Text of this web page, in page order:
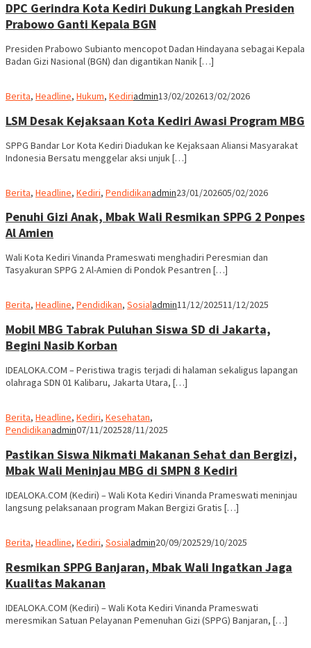
DPC Gerindra Kota Kediri Dukung Langkah Presiden
Prabowo Ganti Kepala BGN
Presiden Prabowo Subianto mencopot Dadan Hindayana sebagai Kepala
Badan Gizi Nasional (BGN) dan digantikan Nanik […]
Berita, Headline, Hukum, Kediriadmin13/02/202613/02/2026
LSM Desak Kejaksaan Kota Kediri Awasi Program MBG
SPPG Bandar Lor Kota Kediri Diadukan ke Kejaksaan Aliansi Masyarakat
Indonesia Bersatu menggelar aksi unjuk […]
Berita, Headline, Kediri, Pendidikanadmin23/01/202605/02/2026
Penuhi Gizi Anak, Mbak Wali Resmikan SPPG 2 Ponpes
Al Amien
Wali Kota Kediri Vinanda Prameswati menghadiri Peresmian dan
Tasyakuran SPPG 2 Al-Amien di Pondok Pesantren […]
Berita, Headline, Pendidikan, Sosialadmin11/12/202511/12/2025
Mobil MBG Tabrak Puluhan Siswa SD di Jakarta,
Begini Nasib Korban
IDEALOKA.COM – Peristiwa tragis terjadi di halaman sekaligus lapangan
olahraga SDN 01 Kalibaru, Jakarta Utara, […]
Berita, Headline, Kediri, Kesehatan,
Pendidikanadmin07/11/202528/11/2025
Pastikan Siswa Nikmati Makanan Sehat dan Bergizi,
Mbak Wali Meninjau MBG di SMPN 8 Kediri
IDEALOKA.COM (Kediri) – Wali Kota Kediri Vinanda Prameswati meninjau
langsung pelaksanaan program Makan Bergizi Gratis […]
Berita, Headline, Kediri, Sosialadmin20/09/202529/10/2025
Resmikan SPPG Banjaran, Mbak Wali Ingatkan Jaga
Kualitas Makanan
IDEALOKA.COM (Kediri) – Wali Kota Kediri Vinanda Prameswati
meresmikan Satuan Pelayanan Pemenuhan Gizi (SPPG) Banjaran, […]